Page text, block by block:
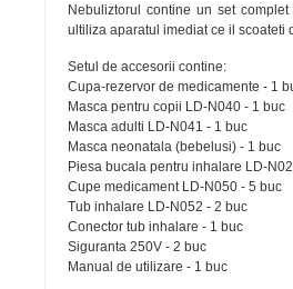
Nebuliztorul contine un set
ultiliza aparatul imediat ce il scoateti
Setul de accesorii contine:
Cupa-rezervor de medicamente - 1
Masca pentru copii LD-N040 - 1 buc
Masca adulti LD-N041 - 1 buc
Masca neonatala (bebelusi) - 1 buc
Piesa bucala pentru inhalare LD-
Cupe medicament LD-N050 - 5 buc
Tub inhalare LD-N052 - 2 buc
Conector tub inhalare - 1 buc
Siguranta 250V - 2 buc
Manual de utilizare - 1 buc